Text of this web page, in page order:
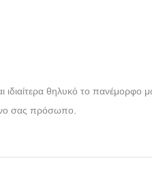
ιδιαίτερα θηλυκό το πανέμορφο
σας πρόσωπο.